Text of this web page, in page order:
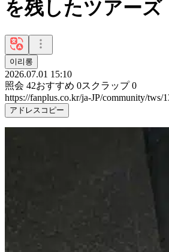
を残したツアーズ
이리롱
2026.07.01 15:10
照会 42おすすめ 0スクラップ 0
https://fanplus.co.kr/ja-JP/community/tws/
アドレスコピー